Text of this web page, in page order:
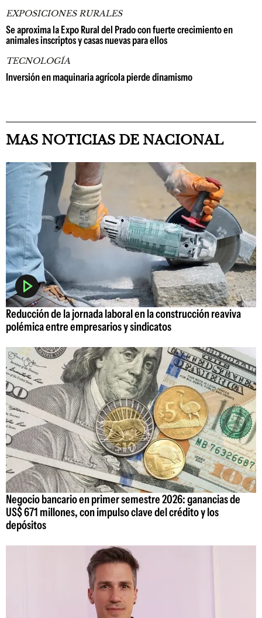
EXPOSICIONES RURALES
Se aproxima la Expo Rural del Prado con fuerte crecimiento en
animales inscriptos y casas nuevas para ellos
TECNOLOGÍA
Inversión en maquinaria agrícola pierde dinamismo
MAS NOTICIAS DE NACIONAL
Reducción de la jornada laboral en la construcción reaviva
polémica entre empresarios y sindicatos
Negocio bancario en primer semestre 2026: ganancias de
US$ 671 millones, con impulso clave del crédito y los
depósitos